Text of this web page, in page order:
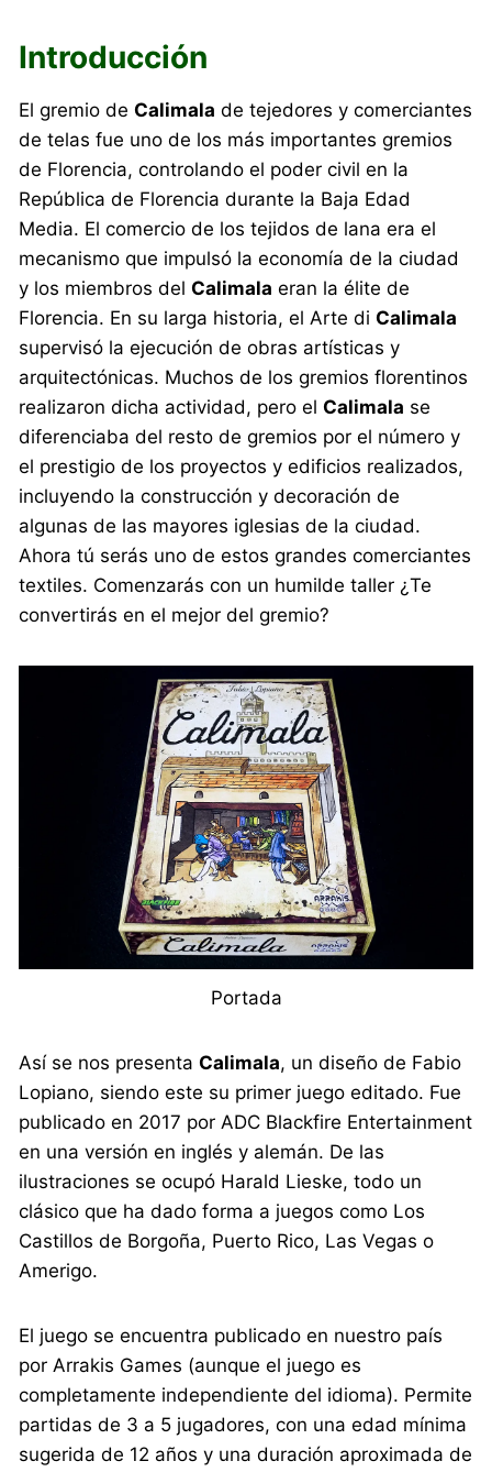
Introducción
El gremio deCalimala de tejedores y comerciantes
de telas fue uno de los más importantes gremios
de Florencia, controlando el poder civil en la
República de Florencia durante la Baja Edad
Media. El comercio de los tejidos de lana era el
mecanismo que impulsó la economía de la ciudad
y los miembros delCalimala eran la élite de
Florencia. En su larga historia, el Arte diCalimala
supervisó la ejecución de obras artísticas y
arquitectónicas. Muchos de los gremios florentinos
realizaron dicha actividad, pero elCalimala se
diferenciaba del resto de gremios por el número y
el prestigio de los proyectos y edificios realizados,
incluyendo la construcción y decoración de
algunas de las mayores iglesias de la ciudad.
Ahora tú serás uno de estos grandes comerciantes
textiles. Comenzarás con un humilde taller ¿Te
convertirás en el mejor del gremio?
Portada
Así se nos presentaCalimala, un diseño de Fabio
Lopiano, siendo este su primer juego editado. Fue
publicado en 2017 por ADC Blackfire Entertainment
en una versión en inglés y alemán. De las
ilustraciones se ocupó Harald Lieske, todo un
clásico que ha dado forma a juegos como Los
Castillos de Borgoña, Puerto Rico, Las Vegas o
Amerigo.
El juego se encuentra publicado en nuestro país
por Arrakis Games (aunque el juego es
completamente independiente del idioma). Permite
partidas de 3 a 5 jugadores, con una edad mínima
sugerida de 12 años y una duración aproximada de